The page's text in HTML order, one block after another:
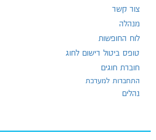
צור קשר
מנהלה
לוח החופשות
טופס ביטול רישום לחוג
חוברת חוגים
התחברות למערכת
נהלים